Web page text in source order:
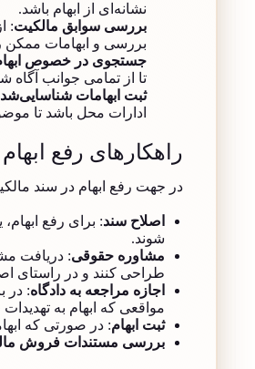
نشانه‌ای از ابهام باشد.
بررسی سوابق مالکیت:
بررسی و ابهامات ممکن
جستجوی در خصوص
تا از تمامی جوانب آگاه
ثبت ابهامات
ادارات محل باشد تا
راهکارهای رفع
در جهت رفع ابهام در سند
اصلاح سند: برای رفع
شوند.
مشاوره حقوقی: دریافت
طراحی کنند و در راستای
اجازه مراجعه به دادگاه: در
مواقعی که ابهام به
ثبت ابهام: در صورتی که
بررسی مستندات فروش